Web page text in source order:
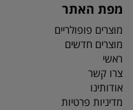
מפת האתר
מוצרים פופולריים
מוצרים חדשים
ראשי
צרו קשר
אודותינו
מדיניות פרטיות